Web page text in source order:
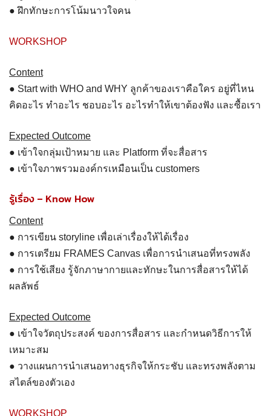
● ฝึกทักษะการโน้มนาวใจคน
WORKSHOP
Content
● Start with WHO and WHY ลูกค้าของเราคือใคร อยู่ที่ไหน
คิดอะไร ทำอะไร ชอบอะไร อะไรทำให้เขาต้องฟัง และซื้อเรา
Expected Outcome
● เข้าใจกลุ่มเป้าหมาย และ Platform ที่จะสื่อสาร
● เข้าใจภาพรวมองค์กรเหมือนเป็น customers
รู้เรื่อง – Know How
Content
● การเขียน storyline เพื่อเล่าเรื่องให้ได้เรื่อง
● การเตรียม FRAMES Canvas เพื่อการนำเสนอที่ทรงพลัง
● การใช้เสียง รู้จักภาษากายและทักษะในการสื่อสารให้ได้
ผลลัพธ์
Expected Outcome
● เข้าใจวัตถุประสงค์ ของการสื่อสาร และกำหนดวิธีการให้
เหมาะสม
● วางแผนการนำเสนอทางธุรกิจให้กระชับ และทรงพลังตาม
สไตล์ของตัวเอง
WORKSHOP